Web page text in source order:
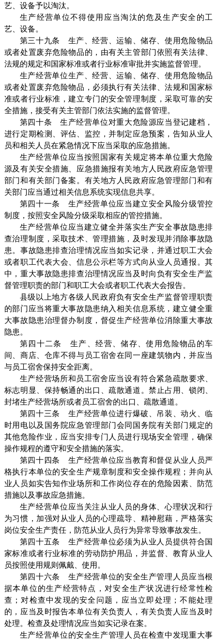
艺、设备予以淘汰。
生产经营单位不得使用应当淘汰的危及生产安全的工
艺、设备。
第三十九条 生产、经营、运输、储存、使用危险物品
或者处置废弃危险物品的，由有关主管部门依照有关法律、
法规的规定和国家标准或者行业标准审批并实施监督管理。
生产经营单位生产、经营、运输、储存、使用危险物品
或者处置废弃危险物品，必须执行有关法律、法规和国家标
准或者行业标准，建立专门的安全管理制度，采取可靠的安
全措施，接受有关主管部门依法实施的监督管理。
第四十条 生产经营单位对重大危险源应当登记建档，
进行定期检测、评估、监控，并制定应急预案，告知从业人
员和相关人员在紧急情况下应当采取的应急措施。
生产经营单位应当按照国家有关规定将本单位重大危险
源及有关安全措施、应急措施报有关地方人民政府应急管理
部门和有关部门备案。有关地方人民政府应急管理部门和有
关部门应当通过相关信息系统实现信息共享。
第四十一条 生产经营单位应当建立安全风险分级管控
制度，按照安全风险分级采取相应的管控措施。
生产经营单位应当建立健全并落实生产安全事故隐患排
查治理制度，采取技术、管理措施，及时发现并消除事故隐
患。事故隐患排查治理情况应当如实记录，并通过职工大会
或者职工代表大会、信息公示栏等方式向从业人员通报。其
中，重大事故隐患排查治理情况应当及时向负有安全生产监
督管理职责的部门和职工大会或者职工代表大会报告。
县级以上地方各级人民政府负有安全生产监督管理职责
的部门应当将重大事故隐患纳入相关信息系统，建立健全重
大事故隐患治理督办制度，督促生产经营单位消除重大事故
隐患。
第四十二条 生产、经营、储存、使用危险物品的车
间、商店、仓库不得与员工宿舍在同一座建筑物内，并应当
与员工宿舍保持安全距离。
生产经营场所和员工宿舍应当设有符合紧急疏散要求、
标志明显、保持畅通的出口、疏散通道。禁止占用、锁闭、
封堵生产经营场所或者员工宿舍的出口、疏散通道。
第四十三条 生产经营单位进行爆破、吊装、动火、临
时用电以及国务院应急管理部门会同国务院有关部门规定的
其他危险作业，应当安排专门人员进行现场安全管理，确保
操作规程的遵守和安全措施的落实。
第四十四条 生产经营单位应当教育和督促从业人员严
格执行本单位的安全生产规章制度和安全操作规程；并向从
业人员如实告知作业场所和工作岗位存在的危险因素、防范
措施以及事故应急措施。
生产经营单位应当关注从业人员的身体、心理状况和行
为习惯，加强对从业人员的心理疏导、精神慰藉，严格落实
岗位安全生产责任，防范从业人员行为异常导致事故发生。
第四十五条 生产经营单位必须为从业人员提供符合国
家标准或者行业标准的劳动防护用品，并监督、教育从业人
员按照使用规则佩戴、使用。
第四十六条 生产经营单位的安全生产管理人员应当根
据本单位的生产经营特点，对安全生产状况进行经常性检
查；对检查中发现的安全问题，应当立即处理；不能处理
的，应当及时报告本单位有关负责人，有关负责人应当及时
处理。检查及处理情况应当如实记录在案。
生产经营单位的安全生产管理人员在检查中发现重大事